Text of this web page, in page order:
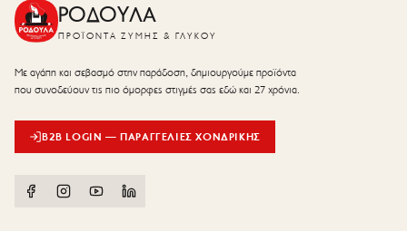
ΡΟΔΟΥΛΑ
ΠΡΟΪΌΝΤΑ ΖΎΜΗΣ & ΓΛΥΚΟΎ
Με αγάπη και σεβασμό στην παράδοση, δημιουργούμε προϊόντα
που συνοδεύουν τις πιο όμορφες στιγμές σας εδώ και 27 χρόνια.
B2B LOGIN — ΠΑΡΑΓΓΕΛΊΕΣ ΧΟΝΔΡΙΚΉΣ